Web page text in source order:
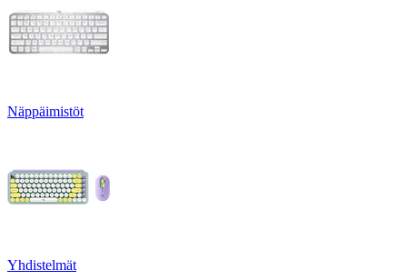
Näppäimistöt
Yhdistelmät